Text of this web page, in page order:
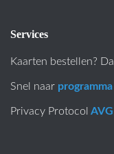
Services
Kaarten bestellen?
Snel naar
Privacy Protocol AVG